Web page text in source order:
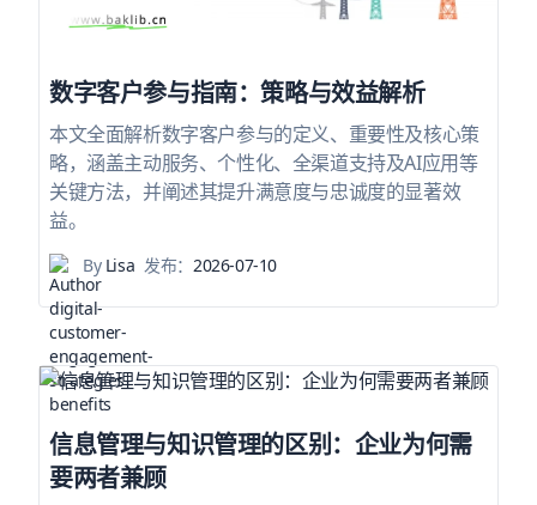
数字客户参与指南：策略与效益解析
本文全面解析数字客户参与的定义、重要性及核心策
略，涵盖主动服务、个性化、全渠道支持及AI应用等
关键方法，并阐述其提升满意度与忠诚度的显著效
益。
ByLisa 发布：2026-07-10
信息管理与知识管理的区别：企业为何需
要两者兼顾